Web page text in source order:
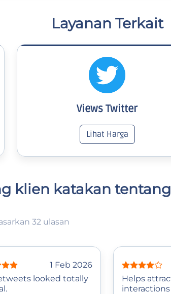
Layanan Terkait
Views Twitter
Lihat Harga
klien katakan
32 ulasan
1 Feb 2026
looked totally
Helps